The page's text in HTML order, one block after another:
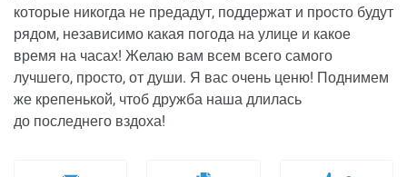
которые никогда не предадут, поддержат и просто будут
рядом, независимо какая погода на улице и какое
время на часах! Желаю вам всем всего самого
лучшего, просто, от души. Я вас очень ценю! Поднимем
же крепенькой, чтоб дружба наша длилась
до последнего вздоха!